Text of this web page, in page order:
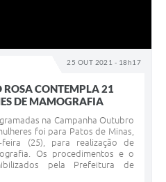
25 OUT 2021 - 18h17
CONTEMPLA 21
DE MAMOGRAFIA
na Campanha Outubro
foi para Patos de Minas,
feira (25), para realização de
Os procedimentos e o
pela Prefeitura de